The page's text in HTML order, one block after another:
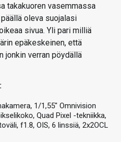
takakuoren vasemmassa
oleva suojalasi
sivua. Yli pari milliä
epäkeskeinen, että
jonkin verran pöydällä
1/1,55″ Omnivision
Quad Pixel -tekniikka,
f1.8, OIS, 6 linssiä, 2x2OCL